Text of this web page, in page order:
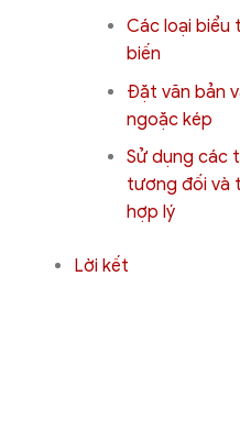
Các loại biểu
biến
Đặt văn bản
ngoặc kép
Sử dụng các
tương đối và
hợp lý
Lời kết